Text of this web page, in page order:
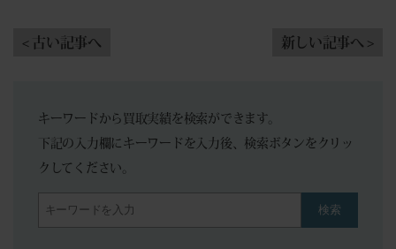
< 古い記事へ 新しい記事へ >
キーワードから買取実績を検索ができます。
下記の入力欄にキーワードを入力後、検索ボタンをクリッ
クしてください。
検索